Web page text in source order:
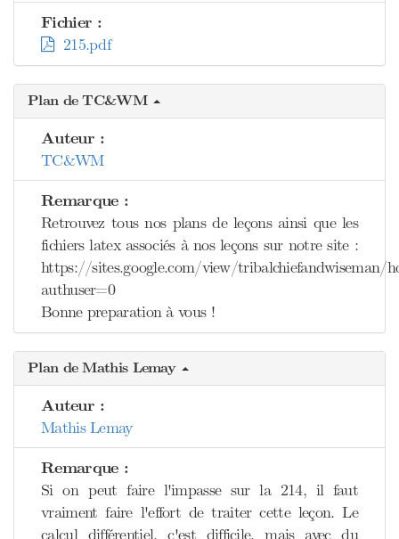
Fichier :
215.pdf
Plan de TC&WM
Auteur :
TC&WM
Remarque :
Retrouvez tous nos plans de leçons ainsi que les
fichiers latex associés à nos leçons sur notre site :
https://sites.google.com/view/tribalchiefandwiseman/
authuser=0
Bonne preparation à vous !
Plan de Mathis Lemay
Auteur :
Mathis Lemay
Remarque :
Si on peut faire l'impasse sur la 214, il faut
vraiment faire l'effort de traiter cette leçon. Le
calcul différentiel, c'est difficile, mais avec du